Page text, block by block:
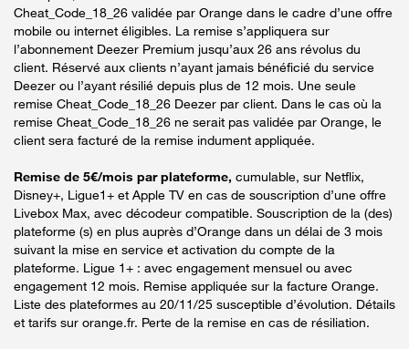
Cheat_Code_18_26 validée par Orange dans le cadre d’une offre
mobile ou internet éligibles. La remise s’appliquera sur
l’abonnement Deezer Premium jusqu’aux 26 ans révolus du
client. Réservé aux clients n’ayant jamais bénéficié du service
Deezer ou l’ayant résilié depuis plus de 12 mois. Une seule
remise Cheat_Code_18_26 Deezer par client. Dans le cas où la
remise Cheat_Code_18_26 ne serait pas validée par Orange, le
client sera facturé de la remise indument appliquée.
Remise de 5€/mois par plateforme, cumulable, sur Netflix,
Disney+, Ligue1+ et Apple TV en cas de souscription d’une offre
Livebox Max, avec décodeur compatible. Souscription de la (des)
plateforme (s) en plus auprès d’Orange dans un délai de 3 mois
suivant la mise en service et activation du compte de la
plateforme. Ligue 1+ : avec engagement mensuel ou avec
engagement 12 mois. Remise appliquée sur la facture Orange.
Liste des plateformes au 20/11/25 susceptible d’évolution. Détails
et tarifs sur orange.fr. Perte de la remise en cas de résiliation.